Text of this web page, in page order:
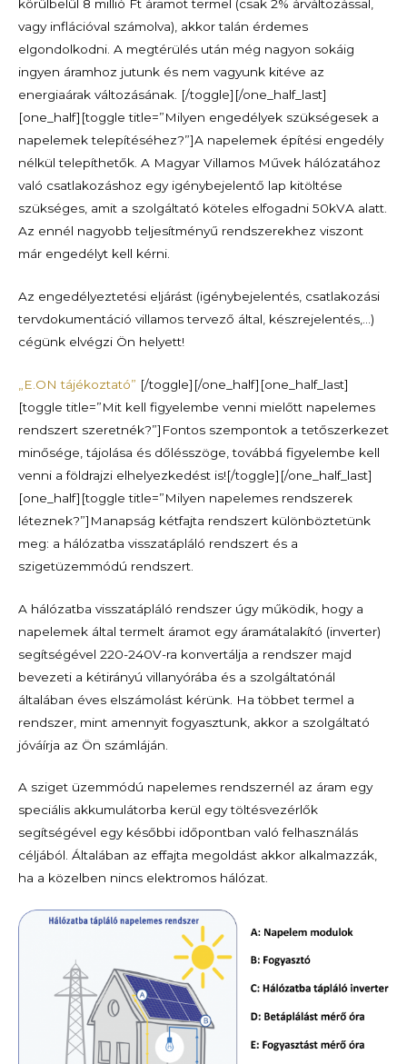
körülbelül 8 millió Ft áramot termel (csak 2% árváltozással,
vagy inflációval számolva), akkor talán érdemes
elgondolkodni. A megtérülés után még nagyon sokáig
ingyen áramhoz jutunk és nem vagyunk kitéve az
energiaárak változásának. [/toggle][/one_half_last]
[one_half][toggle title=”Milyen engedélyek szükségesek a
napelemek telepítéséhez?”]A napelemek építési engedély
nélkül telepíthetők. A Magyar Villamos Művek hálózatához
való csatlakozáshoz egy igénybejelentő lap kitöltése
szükséges, amit a szolgáltató köteles elfogadni 50kVA alatt.
Az ennél nagyobb teljesítményű rendszerekhez viszont
már engedélyt kell kérni.
Az engedélyeztetési eljárást (igénybejelentés, csatlakozási
tervdokumentáció villamos tervező által, készrejelentés,…)
cégünk elvégzi Ön helyett!
„E.ON tájékoztató” [/toggle][/one_half][one_half_last]
[toggle title=”Mit kell figyelembe venni mielőtt napelemes
rendszert szeretnék?”]Fontos szempontok a tetőszerkezet
minősége, tájolása és dőlésszöge, továbbá figyelembe kell
venni a földrajzi elhelyezkedést is![/toggle][/one_half_last]
[one_half][toggle title=”Milyen napelemes rendszerek
léteznek?”]Manapság kétfajta rendszert különböztetünk
meg: a hálózatba visszatápláló rendszert és a
szigetüzemmódú rendszert.
A hálózatba visszatápláló rendszer úgy működik, hogy a
napelemek által termelt áramot egy áramátalakító (inverter)
segítségével 220-240V-ra konvertálja a rendszer majd
bevezeti a kétirányú villanyórába és a szolgáltatónál
általában éves elszámolást kérünk. Ha többet termel a
rendszer, mint amennyit fogyasztunk, akkor a szolgáltató
jóváírja az Ön számláján.
A sziget üzemmódú napelemes rendszernél az áram egy
speciális akkumulátorba kerül egy töltésvezérlők
segítségével egy későbbi időpontban való felhasználás
céljából. Általában az effajta megoldást akkor alkalmazzák,
ha a közelben nincs elektromos hálózat.